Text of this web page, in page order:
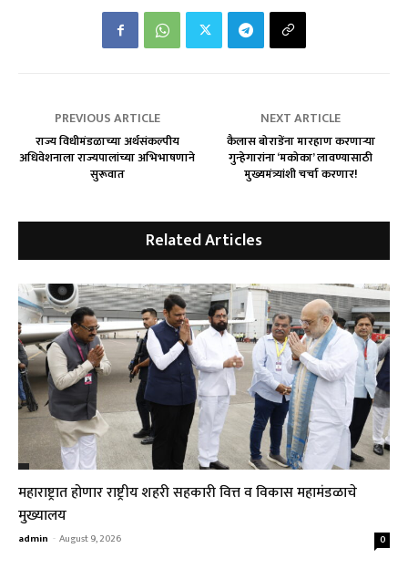
PREVIOUS ARTICLE
राज्य विधीमंडळाच्या अर्थसंकल्पीय
अधिवेशनाला राज्यपालांच्या अभिभाषणाने
सुरूवात
NEXT ARTICLE
कैलास बोराडेंना मारहाण करणाऱ्या
गुन्हेगारांना ‘मकोका’ लावण्यासाठी
मुख्यमंत्र्यांशी चर्चा करणार!
Related Articles
महाराष्ट्रात होणार राष्ट्रीय शहरी सहकारी वित्त व विकास महामंडळाचे
मुख्यालय
admin - August 9, 2026 0